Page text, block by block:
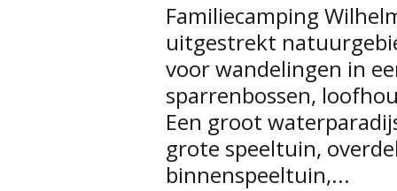
Familiecamping
uitgestrekt
voor wandelingen in
sparrenbossen,
Een groot
grote speeltuin,
binnenspeeltuin,...